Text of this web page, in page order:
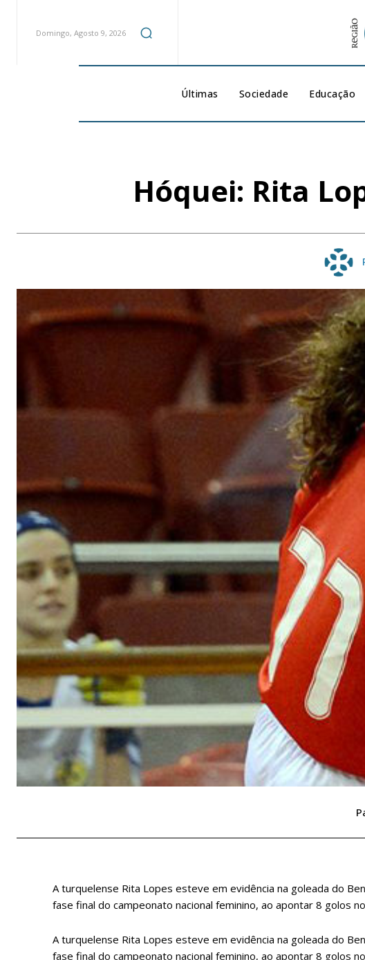
Domingo, Agosto 9, 2026
Últimas Sociedade Educação
Hóquei: Rita
A turquelense Rita Lopes esteve em evidência na goleada do
fase final do campeonato nacional feminino, ao apontar 8 golos
A turquelense Rita Lopes esteve em evidência na goleada do
fase final do campeonato nacional feminino, ao apontar 8 golos